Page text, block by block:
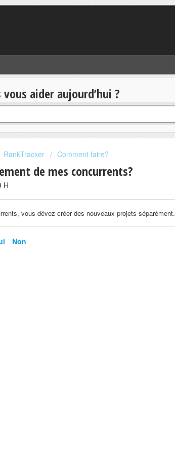
aider aujourd’hui ?
RankTracker Comment faire?
de mes concurrents?
H
vous dévez créer des nouveaux projets séparément.
Non